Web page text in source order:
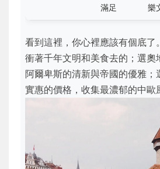
滿足
樂
看到這裡，你心裡應該有個底了
衝著千年文明和美食去的；選奧
阿爾卑斯的清新與帝國的優雅；
實惠的價格，收集最濃郁的中歐